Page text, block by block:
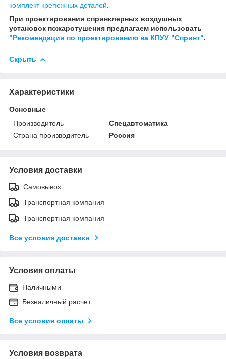
комплект крепежных деталей
При проектировании спринклерных воздушных
установок пожаротушения предлагаем использовать
"Рекомендации по проектированию на КПУУ "Спринт".
Скрыть
Характеристики
Основные
Производитель
Спецавтоматика
Страна производитель
Россия
Условия доставки
Самовывоз
Транспортная компания
Транспортная компания
Все условия доставки
Условия оплаты
Наличными
Безналичный расчет
Все условия оплаты
Условия возврата